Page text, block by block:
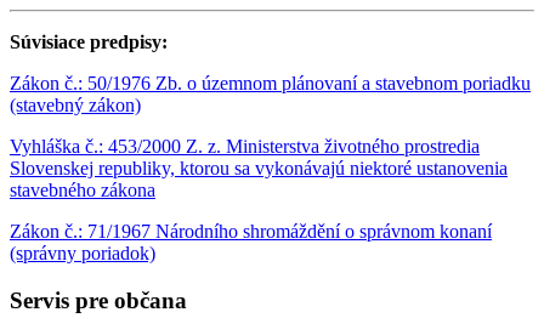
Súvisiace predpisy:
Zákon č.: 50/1976 Zb. o územnom plánovaní a stavebnom poriadku
(stavebný zákon)
Vyhláška č.: 453/2000 Z. z. Ministerstva životného prostredia
Slovenskej republiky, ktorou sa vykonávajú niektoré ustanovenia
stavebného zákona
Zákon č.: 71/1967 Národního shromáždění o správnom konaní
(správny poriadok)
Servis pre občana